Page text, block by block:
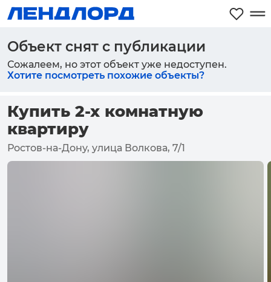
Объект снят с публикации
Сожалеем, но этот объект уже недоступен.
Хотите посмотреть похожие объекты?
Купить 2-х комнатную
квартиру
Ростов-на-Дону, улица Волкова, 7/1